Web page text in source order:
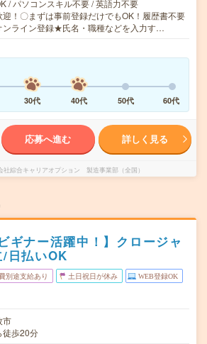
/ パソコンスキル不要 / 英語力不要
！〇まずは事前登録だけでもOK！履歴書不要
ンライン登録★氏名・職種などを入力す…
30代 40代 50代 60代
応募へ進む 詳しく見る
社綜合キャリアオプション 製造事業部（全国）
ギナー活躍中！】クロージャ
日払いOK
別途支給あり 土日祝日が休み WEB登録OK
市
徒歩20分